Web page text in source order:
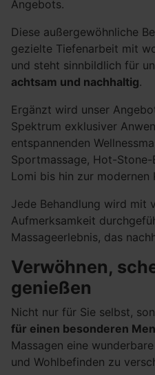
Angebots.
Diese außergewöhnliche
gezielte Tiefenarbeit mit
und steht sinnbildlich für
achtsam und nachhaltig.
Ergänzt wird unser
Spektrum exklusiver
entspannenden
Sportmassage, Hot-
Lomi bis hin zur modernen
Jede Behandlung wird mit
Aufmerksamkeit
Massageerlebnis, das
Verwöhnen,
genießen
Nicht nur für Sie selbst,
für einen besonderen
Massagen eine
und Wohlbefinden zu